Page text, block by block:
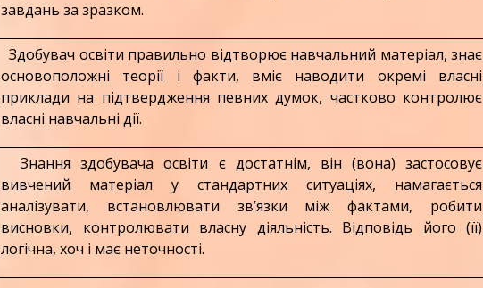
завдань за зразком.
Здобувач освіти правильно відтворює навчальний матеріал, знає
основоположні теорії і факти, вміє наводити окремі власні
приклади на підтвердження певних думок, частково контролює
власні навчальні дії.
Знання здобувача освіти є достатнім, він (вона) застосовує
вивчений матеріал у стандартних ситуаціях, намагається
аналізувати, встановлювати зв’язки між фактами, робити
висновки, контролювати власну діяльність. Відповідь його (її)
логічна, хоч і має неточності.